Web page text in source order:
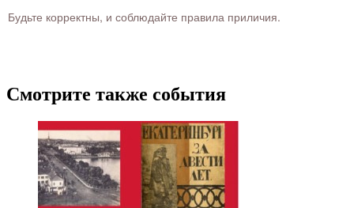
Будьте корректны, и соблюдайте правила приличия.
Смотрите также события